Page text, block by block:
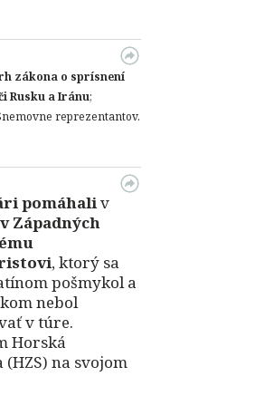
zákona o sprísnení
Rusku a Iránu;
reprezentantov.
pomáhaliv
v Západných
, ktorý sa
pošmykol a
nebol
v túre.
Horská
na svojom